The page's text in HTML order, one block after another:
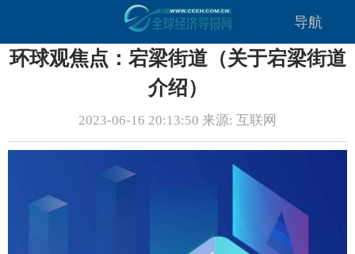
导航
环球观焦点：宕梁街道（关于宕梁街道
介绍）
2023-06-16 20:13:50 来源: 互联网